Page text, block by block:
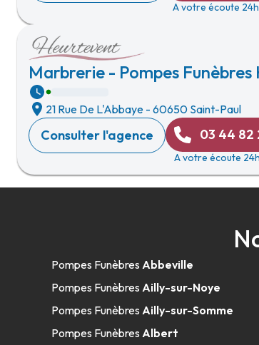
A votre écoute
Marbrerie - Pompes
21 Rue De L'Abbaye - 60650 Saint-Paul
Consulter l'agence 03 44 82
A votre écoute
Pompes Funèbres Abbeville
Pompes Funèbres Ailly-sur-Noye
Pompes Funèbres Ailly-sur-Somme
Pompes Funèbres Albert